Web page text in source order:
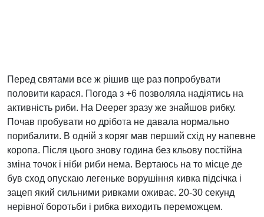
Перед святами все ж рішив ще раз попробувати
половити карася. Погода з +6 позволяла надіятись на
активність риби. На Deeper зразу же знайшов рибку.
Почав пробувати но дрібота не давала нормально
порибалити. В одній з коряг мав перший схід ну напевне
коропа. Після цього знову година без кльову постійна
зміна точок і ніби риби нема. Вертаюсь на то місце де
був сход опускаю легеньке ворушіння кивка підсічка і
зацеп який сильними ривками оживає. 20-30 секунд
нерівної боротьби і рибка виходить переможцем.